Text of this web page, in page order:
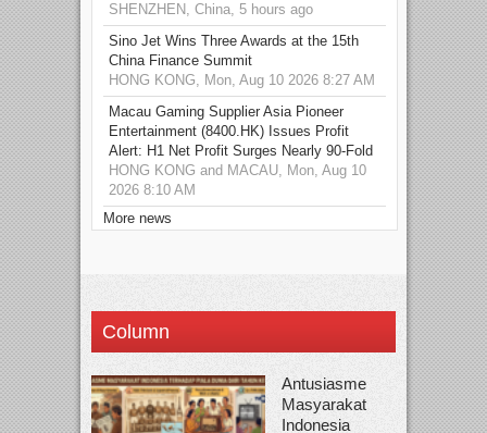
SHENZHEN, China, 5 hours ago
Sino Jet Wins Three Awards at the 15th
China Finance Summit
HONG KONG, Mon, Aug 10 2026 8:27 AM
Macau Gaming Supplier Asia Pioneer
Entertainment (8400.HK) Issues Profit
Alert: H1 Net Profit Surges Nearly 90-Fold
HONG KONG and MACAU, Mon, Aug 10
2026 8:10 AM
More news
Column
Antusiasme
Masyarakat
Indonesia